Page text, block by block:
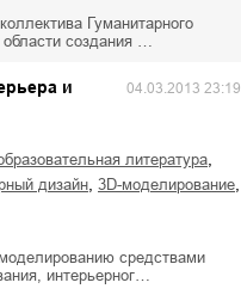
Гуманитарного
создания …
и
04.03.2013 23:19
литература
дизайн 3D-моделирование
средствами
интерьерног…